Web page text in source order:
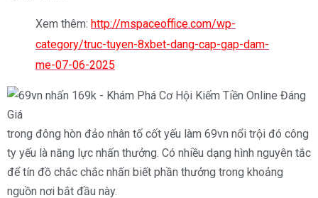
Xem thêm: http://mspaceoffice.com/wp-
category/truc-tuyen-8xbet-dang-cap-gap-dam-
me-07-06-2025
trong đông hòn đảo nhân tố cốt yếu làm 69vn nổi trội đó công
ty yếu là năng lực nhấn thưởng. Có nhiều dạng hình nguyên tắc
để tín đồ chắc chắc nhấn biết phần thưởng trong khoảng
nguồn nơi bắt đầu này.